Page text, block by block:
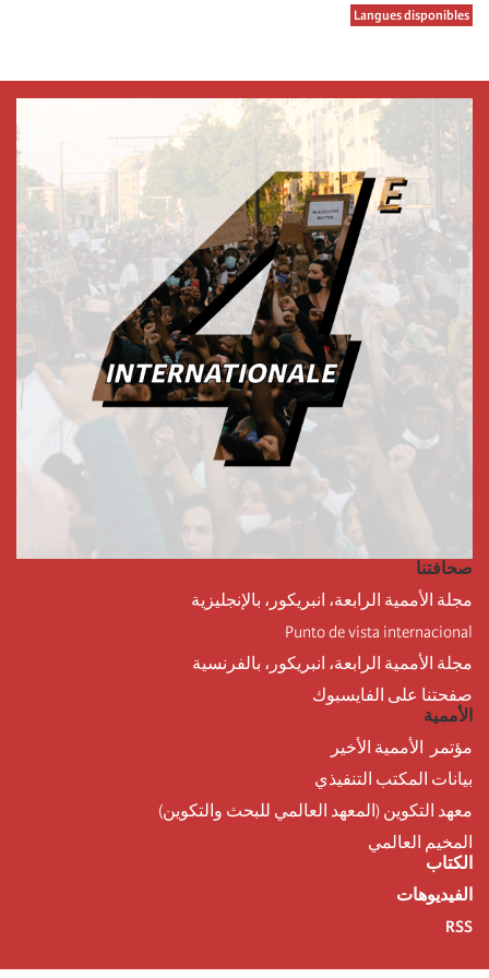
Langues disponibles
صحافتنا
مجلة الأممية الرابعة، انبريكور، بالإنجليزية
Punto de vista internacional
مجلة الأممية الرابعة، انبريكور، بالفرنسية
صفحتنا على الفايسبوك
الأممية
مؤتمر الأممية الأخير
بيانات المكتب التنفيذي
معهد التكوين (المعهد العالمي للبحث والتكوين)
المخيم العالمي
الكتاب
الفيديوهات
RSS